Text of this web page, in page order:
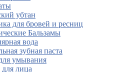
убтан
для бровей и ресниц
Бальзамы
вода
зубная паста
умывания
лица